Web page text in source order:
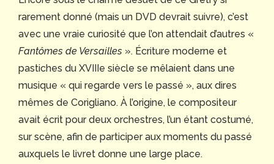
rarement donné (mais un DVD devrait suivre), c’est
avec une vraie curiosité que l’on attendait d’autres «
Fantômes de Versailles ». Écriture moderne et
pastiches du XVIIIe siècle se mêlaient dans une
musique « qui regarde vers le passé », aux dires
mêmes de Corigliano. À l’origine, le compositeur
avait écrit pour deux orchestres, l’un étant costumé,
sur scène, afin de participer aux moments du passé
auxquels le livret donne une large place.